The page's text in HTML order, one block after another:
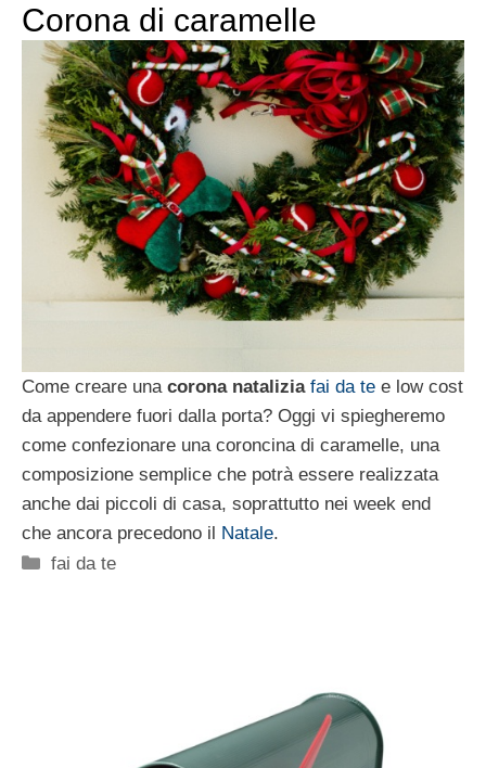
Corona di caramelle
Come creare una corona natalizia fai da te e low cost
da appendere fuori dalla porta? Oggi vi spiegheremo
come confezionare una coroncina di caramelle, una
composizione semplice che potrà essere realizzata
anche dai piccoli di casa, soprattutto nei week end
che ancora precedono il
Natale.
Categorie
fai da te